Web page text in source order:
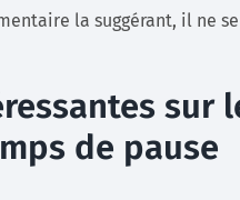
la suggérant, il ne
sur
de pause